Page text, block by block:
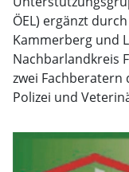
ÖEL) ergänzt
Kammerberg und
Nachbarlandkreis
zwei Fachberatern
Polizei und